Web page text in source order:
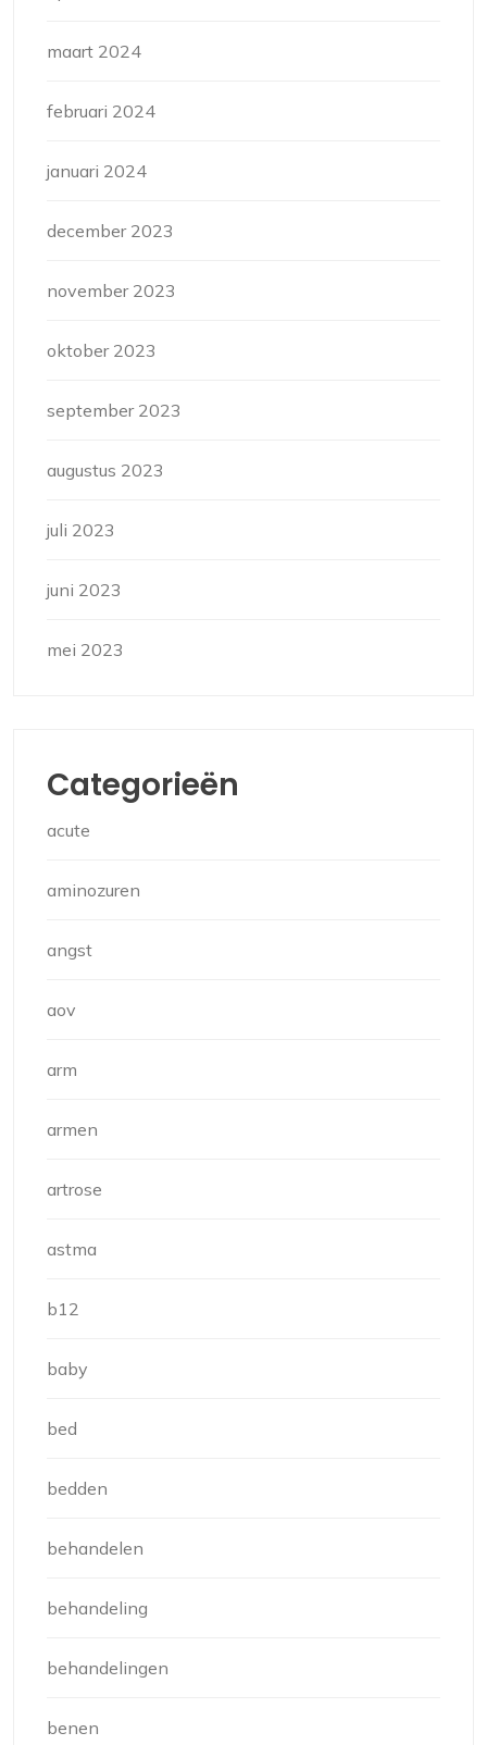
maart 2024
februari 2024
januari 2024
december 2023
november 2023
oktober 2023
september 2023
augustus 2023
juli 2023
juni 2023
mei 2023
Categorieën
acute
aminozuren
angst
aov
arm
armen
artrose
astma
b12
baby
bed
bedden
behandelen
behandeling
behandelingen
benen